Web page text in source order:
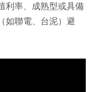
利率、成熟型或具備
如聯電、台泥）避